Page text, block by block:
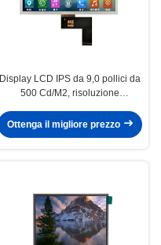
Display LCD IPS da 9,0 pollici da
500 Cd/M2, risoluzione
veicoli a due ruote
Ottenga il migliore prezzo